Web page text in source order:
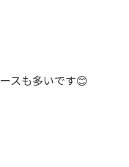
スも多いです😊